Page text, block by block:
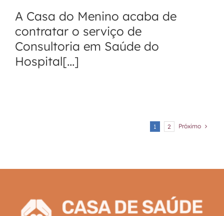
A Casa do Menino acaba de
contratar o serviço de
Consultoria em Saúde do
Hospital[...]
1 2 Próximo